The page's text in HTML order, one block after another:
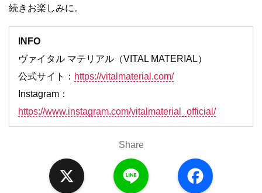
続きお楽しみに。
INFO
ヴァイタル マテリアル（VITAL MATERIAL）
公式サイト： https://vitalmaterial.com/
Instagram：
https://www.instagram.com/vitalmaterial_official/
Share
a
c